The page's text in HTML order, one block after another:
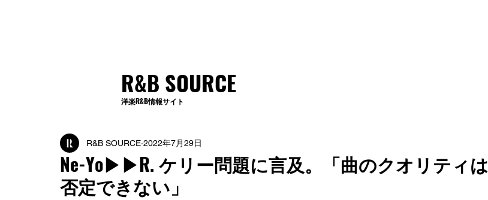
R&B SOURCE
洋楽R&B情報サイト
Ne-Yo▶︎▶︎R. ケリー問題に言及。「曲のクオリティは
否定できない」
R&B SOURCE 2022年7月29日